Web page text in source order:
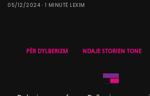
05/12/2024 1 MINUTË LEXIM
PËR DYLBERIZM NDAJE STORIEN TONE